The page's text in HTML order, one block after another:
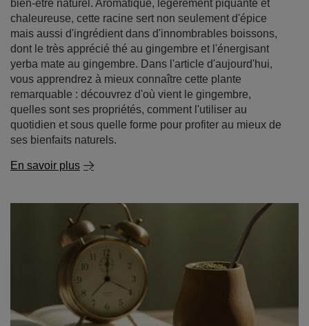
bien-être naturel. Aromatique, légèrement piquante et
chaleureuse, cette racine sert non seulement d'épice
mais aussi d'ingrédient dans d'innombrables boissons,
dont le très apprécié thé au gingembre et l'énergisant
yerba mate au gingembre. Dans l'article d'aujourd'hui,
vous apprendrez à mieux connaître cette plante
remarquable : découvrez d'où vient le gingembre,
quelles sont ses propriétés, comment l'utiliser au
quotidien et sous quelle forme pour profiter au mieux de
ses bienfaits naturels.
En savoir plus